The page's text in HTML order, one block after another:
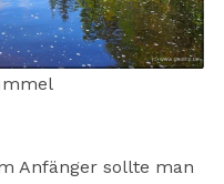
Anfänger sollte man